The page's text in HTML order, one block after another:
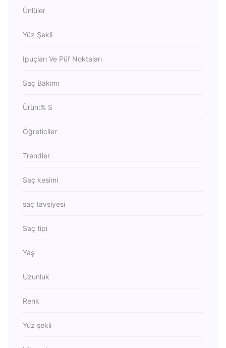
Ünlüler
Yüz Şekli
Ipuçları Ve Püf Noktaları
Saç Bakımı
Ürün:% S
Öğreticiler
Trendler
Saç kesimi
saç tavsiyesi
Saç tipi
Yaş
Uzunluk
Renk
Yüz şekli